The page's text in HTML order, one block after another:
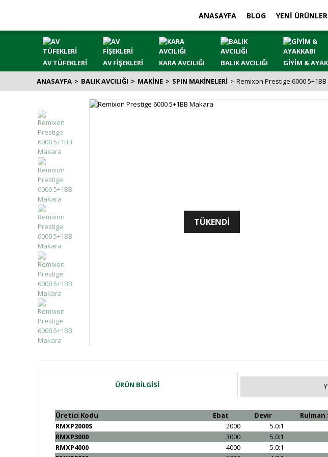
ANASAYFA BLOG YENİ ÜRÜNLER
AV TÜFEKLERİ AV FİŞEKLERİ KARA AVCILIĞI BALIK AVCILIĞI GİYİM &
ANASAYFA
BALIK AVCILIĞI MAKİNE SPIN MAKİNELERİ Remixon Prestige 6000
TÜKENDİ
ÜRÜN BILGISI
Üretici Kodu Ebat Devir Rulman
RMXP2000S
2000 5.0:1
RMXP3000
3000 5.0:1
RMXP4000
4000 5.0:1